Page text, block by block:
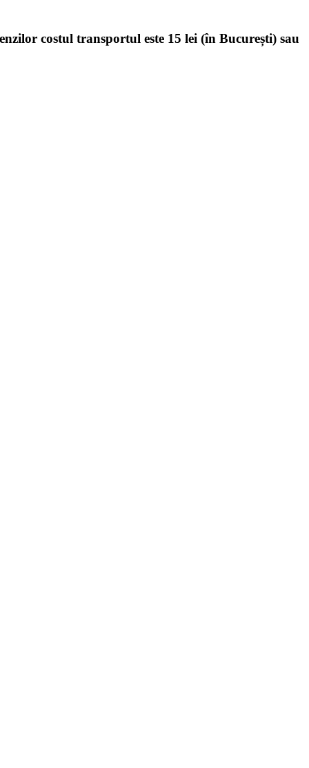
costul transportul este 15 lei (în București) sau